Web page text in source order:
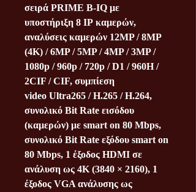
σειρά PRIME B-IQ με
υποστήριξη 8 IP καμερών,
αναλύσεις καμερών 12MP / 8MP
(4Κ) / 6MP / 5MP / 4MP / 3MP /
1080p / 960p / 720p / D1 / 960Η /
2CIF / CIF, συμπίεση
video Ultra265 / H.265 / H.264,
συνολικό Bit Rate εισόδου
(καμερών) με smart on 80 Mbps,
συνολικό Bit Rate εξόδου smart on
80 Mbps, 1 έξοδος HDMI σε
ανάλυση ως 4K (3840 × 2160), 1
έξοδος VGA ανάλυσης ως